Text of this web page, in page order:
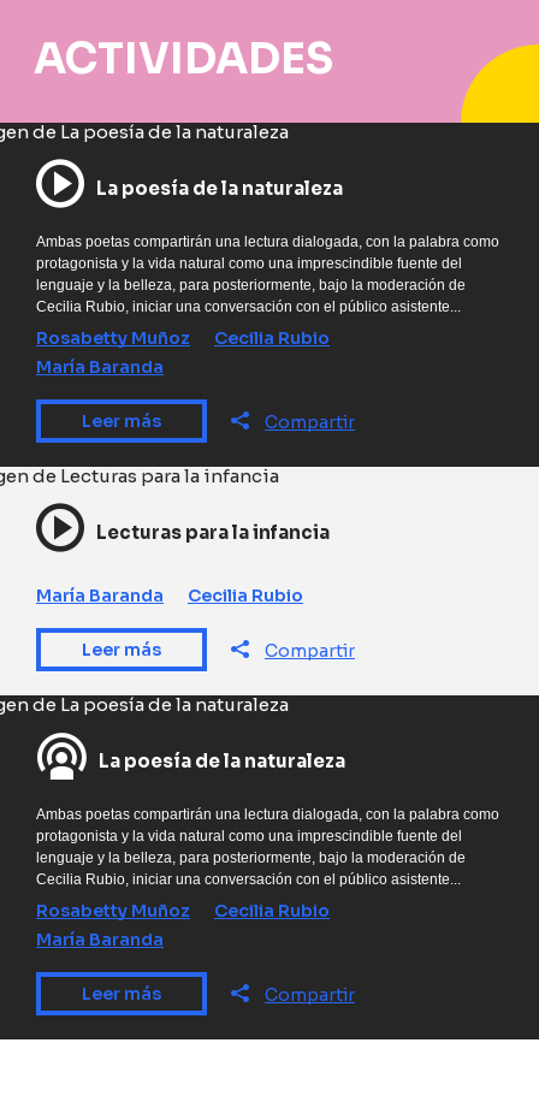
ACTIVIDADES
La poesía de la naturaleza
Ambas poetas compartirán una lectura dialogada, con la palabra como
protagonista y la vida natural como una imprescindible fuente del
lenguaje y la belleza, para posteriormente, bajo la moderación de
Cecilia Rubio, iniciar una conversación con el público asistente...
Rosabetty Muñoz
Cecilia Rubio
María Baranda
Leer más Compartir
Lecturas para la infancia
María Baranda Cecilia Rubio
Leer más Compartir
La poesía de la naturaleza
Ambas poetas compartirán una lectura dialogada, con la palabra como
protagonista y la vida natural como una imprescindible fuente del
lenguaje y la belleza, para posteriormente, bajo la moderación de
Cecilia Rubio, iniciar una conversación con el público asistente...
Rosabetty Muñoz
Cecilia Rubio
María Baranda
Leer más Compartir